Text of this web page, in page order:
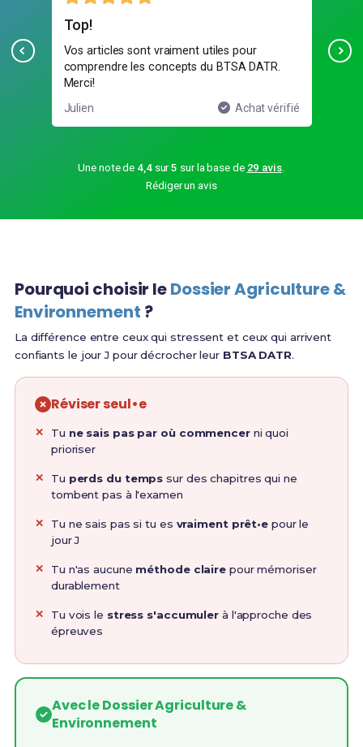
Top!
Vos articles sont vraiment utiles pour
comprendre les concepts du BTSA DATR.
Merci!
Julien Achat vérifié
Une note de 4,4sur5 sur la base de 29 avis.
Rédiger un avis
Pourquoi choisir leDossier Agriculture &
Environnement ?
La différence entre ceux qui stressent et ceux qui arrivent
confiants le jour J pour décrocher leur BTSA DATR.
Réviser seul•e
Tu ne sais pas par où commencerni quoi
prioriser
Tu perds du temps sur des chapitres qui ne
tombent pas à l'examen
Tu ne sais pas si tu es vraiment prêt•e pour le
jour J
Tu n'as aucune méthode claire pour mémoriser
durablement
Tu vois le stress s'accumuler à l'approche des
épreuves
Avec le Dossier Agriculture &
Environnement